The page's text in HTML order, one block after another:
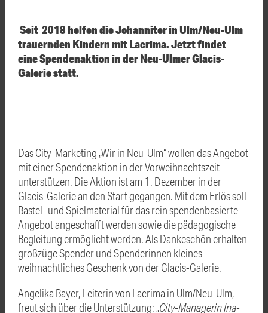
Seit 2018 helfen die Johanniter in Ulm/Neu-Ulm
trauernden Kindern mit Lacrima.Jetzt findet
eine Spendenaktion in der Neu-Ulmer Glacis-
Galerie statt.
Das City-Marketing „Wir in Neu-Ulm“ wollen das Angebot
mit einer Spendenaktion in der Vorweihnachtszeit
unterstützen. Die Aktion ist am 1. Dezember in der
Glacis-Galerie an den Start gegangen. Mit dem Erlös soll
Bastel- und Spielmaterial für das rein spendenbasierte
Angebot angeschafft werden sowie die pädagogische
Begleitung ermöglicht werden.Als Dankeschön erhalten
großzüge Spender und Spenderinnen kleines
weihnachtliches Geschenk von derGlacis-Galerie.
Angelika Bayer, Leiterin von Lacrima in Ulm/Neu-Ulm,
freut sich über die Unterstützung: „City-Managerin Ina-